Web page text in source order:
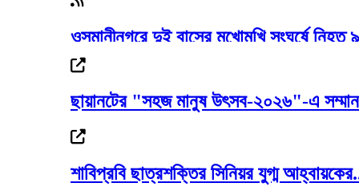
ওসমানীনগরে দুই বাসের মুখোমুখি সংঘর্ষে নিহত ৯
সিলেটে দুই বাসের মুখোমুখি সংঘর্ষ, নিহত ৯
ছায়ানটের "সহজ মানুষ উৎসব-২০২৬"-এ
শাবিপ্রবি ছাত্রশক্তির সিনিয়র যুগ্ম